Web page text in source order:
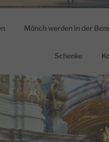
Mönch werden in der
Schenke